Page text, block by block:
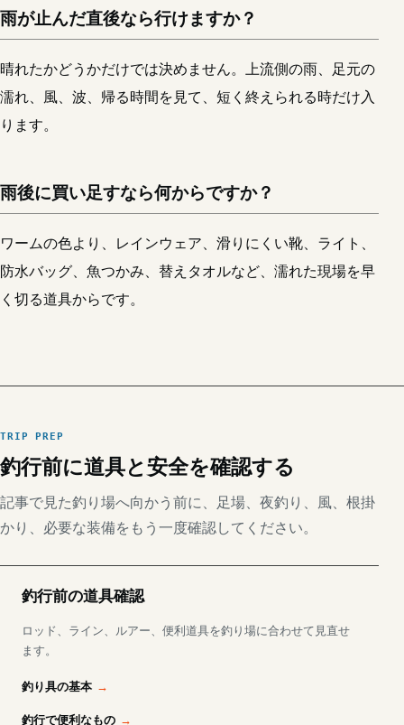
雨が止んだ直後なら行けますか？
晴れたかどうかだけでは決めません。上流側の雨、足元の
濡れ、風、波、帰る時間を見て、短く終えられる時だけ入
ります。
雨後に買い足すなら何からですか？
ワームの色より、レインウェア、滑りにくい靴、ライト、
防水バッグ、魚つかみ、替えタオルなど、濡れた現場を早
く切る道具からです。
TRIP PREP
釣行前に道具と安全を確認する
記事で見た釣り場へ向かう前に、足場、夜釣り、風、根掛
かり、必要な装備をもう一度確認してください。
釣行前の道具確認
ロッド、ライン、ルアー、便利道具を釣り場に合わせて見直せ
ます。
釣り具の基本
釣行で便利なもの